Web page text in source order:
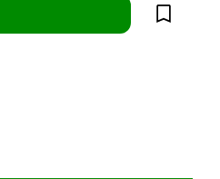
Lägg till